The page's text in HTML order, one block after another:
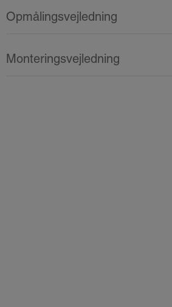
Opmålingsvejledning
Monteringsvejledning